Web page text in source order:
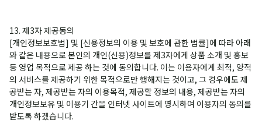
13. 제3자 제공동의
[개인정보보호법] 및 [신용정보의 이용 및 보호에 관한 법률]에 따라 아래
와 같은 내용으로 본인의 개인(신용)정보를 제3자에게 상품 소개 및 홍보
등 영업 목적으로 제공 하는 것에 동의합니다. 이는 이용자에게 최적, 양적
의 서비스를 제공하기 위한 목적으로만 행해지는 것이고, 그 경우에도 제
공받는 자, 제공받는 자의 이용목적, 제공할 정보의 내용, 제공받는 자의
개인정보보유 및 이용기 간을 인터넷 사이트에 명시하여 이용자의 동의를
받도록 하겠습니다.